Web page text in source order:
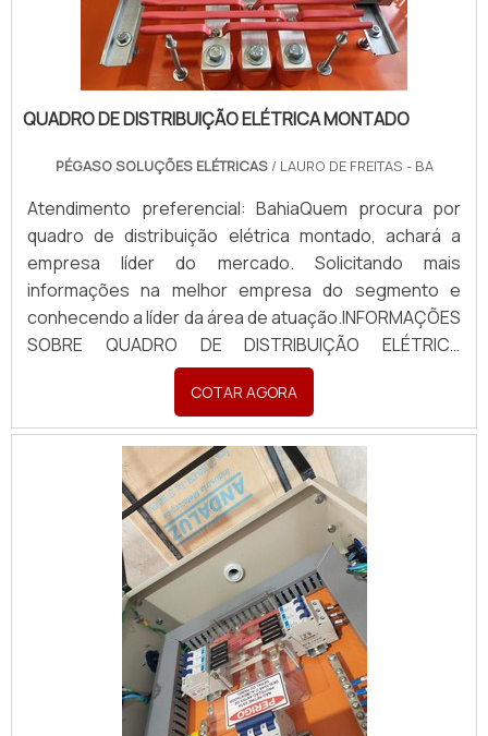
QUADRO DE DISTRIBUIÇÃO ELÉTRICA MONTADO
PÉGASO SOLUÇÕES ELÉTRICAS / LAURO DE FREITAS - BA
Atendimento preferencial: BahiaQuem procura por
quadro de distribuição elétrica montado, achará a
empresa líder do mercado. Solicitando mais
informações na melhor empresa do segmento e
conhecendo a líder da área de atuação.INFORMAÇÕES
SOBRE QUADRO DE DISTRIBUIÇÃO ELÉTRICA
MONTADOQuem busca por quadro de distribuição
elétrica montado em uma empresa inovadora,
descobre a Pégaso Soluções Elétricas. Uma empresa
com alto know-how em banco de...
COTAR AGORA